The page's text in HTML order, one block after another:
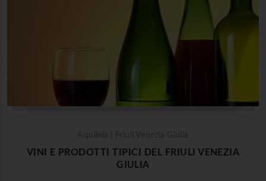
VINI E PRODOTTI TIPICI DEL FRIULI VENEZIA
GIULIA